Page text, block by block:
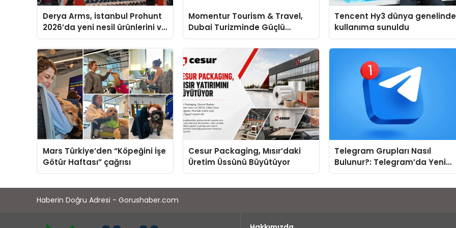
Derya Arms, İstanbul Prohunt
2026’da yeni nesil ürünlerini ve
global marka vizyonunu
sergiledi
Momentur Tourism & Travel,
Dubai Turizminde Güçlü
Operasyon Ağıyla Fark
Yaratıyor
Tencent Hy3 dünya genelinde
kullanıma sunuldu
Mars Türkiye’den “Köpeğini İşe
Götür Haftası” çağrısı
Cesur Packaging, Mısır’daki
Üretim Üssünü Büyütüyor
Telegram Grupları Nasıl
Bulunur?: Telegram’da Yeni
İnsanlarla Tanışmanın
Haberin Doğru Adresi - Gorushaber.com